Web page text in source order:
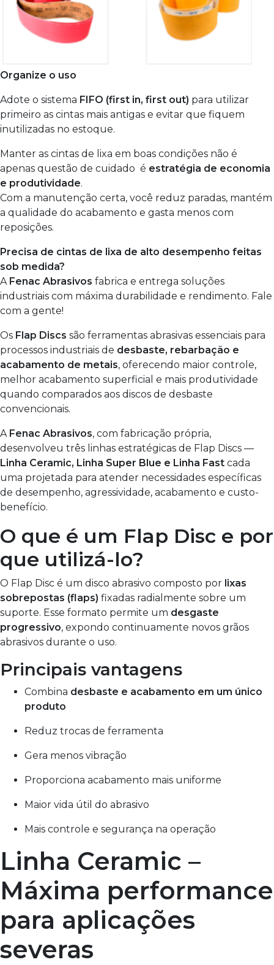
Organize o uso
Adote o sistema FIFO (first in, first out) para utilizar
primeiro as cintas mais antigas e evitar que fiquem
inutilizadas no estoque.
Manter as cintas de lixa em boas condições não é
apenas questão de cuidado é estratégia de economia
e produtividade.
Com a manutenção certa, você reduz paradas, mantém
a qualidade do acabamento e gasta menos com
reposições.
Precisa de cintas de lixa de alto desempenho feitas
sob medida?
A Fenac Abrasivos fabrica e entrega soluções
industriais com máxima durabilidade e rendimento. Fale
com a gente!
Os Flap Discs são ferramentas abrasivas essenciais para
processos industriais de desbaste, rebarbação e
acabamento de metais, oferecendo maior controle,
melhor acabamento superficial e mais produtividade
quando comparados aos discos de desbaste
convencionais.
A Fenac Abrasivos, com fabricação própria,
desenvolveu três linhas estratégicas de Flap Discs —
Linha Ceramic, Linha Super Blue e Linha Fast cada
uma projetada para atender necessidades específicas
de desempenho, agressividade, acabamento e custo-
benefício.
O que é um Flap Disc e por
que utilizá-lo?
O Flap Disc é um disco abrasivo composto por lixas
sobrepostas (flaps) fixadas radialmente sobre um
suporte. Esse formato permite um desgaste
progressivo, expondo continuamente novos grãos
abrasivos durante o uso.
Principais vantagens
Combina desbaste e acabamento em um único
produto
Reduz trocas de ferramenta
Gera menos vibração
Proporciona acabamento mais uniforme
Maior vida útil do abrasivo
Mais controle e segurança na operação
Linha Ceramic –
Máxima performance
para aplicações
severas